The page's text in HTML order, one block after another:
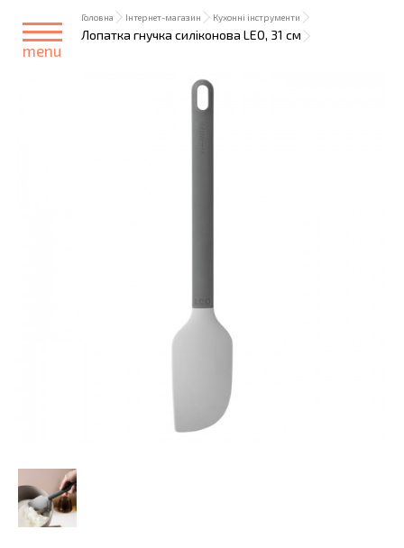
menu
Головна Інтернет-магазин Кухонні інструменти
Лопатка гнучка силіконова LEO, 31 см